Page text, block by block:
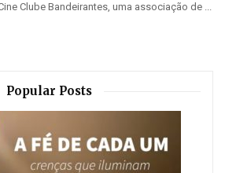
Clube Bandeirantes, uma associação de ...
Popular Posts